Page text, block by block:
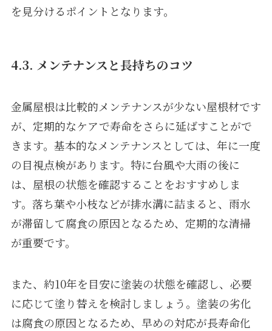
を見分けるポイントとなります。
4.3. メンテナンスと長持ちのコツ
金属屋根は比較的メンテナンスが少ない屋根材です
が、定期的なケアで寿命をさらに延ばすことがで
きます。基本的なメンテナンスとしては、年に一度
の目視点検があります。特に台風や大雨の後に
は、屋根の状態を確認することをおすすめしま
す。落ち葉や小枝などが排水溝に詰まると、雨水
が滞留して腐食の原因となるため、定期的な清掃
が重要です。
また、約10年を目安に塗装の状態を確認し、必要
に応じて塗り替えを検討しましょう。塗装の劣化
は腐食の原因となるため、早めの対応が長寿命化